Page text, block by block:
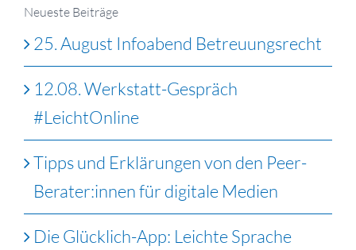
Neueste Beiträge
25. August Infoabend Betreuungsrecht
12.08. Werkstatt-Gespräch
#LeichtOnline
Tipps und Erklärungen von den Peer-
Berater:innen für digitale Medien
Die Glücklich-App: Leichte Sprache